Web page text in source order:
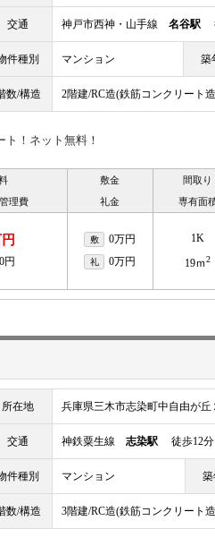
交通 神戸市西神・山手線 名谷駅
件種別 マンション 築
数/構造 2階建/RC造(鉄筋コンクリート
！ネット無料！
理費
敷金
礼金
間取り
専有面
円
敷 0万円
礼 0万円
1K
19ｍ2
所在地 兵庫県三木市志染町中自由が丘
交通 神鉄粟生線 志染駅徒歩12分
件種別 マンション 築
数/構造 3階建/RC造(鉄筋コンクリート